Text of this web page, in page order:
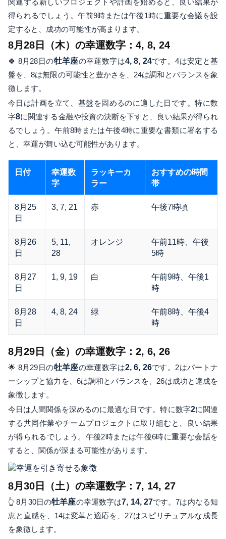
関連する新しいプロジェクトや計画を始めると、良い結果が
得られるでしょう。午前9時または午後1時に重要な会議を設
定すると、成功の可能性が高まります。
8月28日（木）の幸運数字：4, 8, 24
🍀 8月28日の牡羊座の幸運数字は4, 8, 24です。4は安定と基
盤を、8は無限の可能性と豊かさを、24は調和とバランスを象
徴します。
今日は計画を立て、基盤を固めるのに適した日です。特に数
字8に関連する金融や投資の決断を下すと、良い結果が得られ
るでしょう。午前8時または午後4時に重要な書類に署名する
と、幸運が舞い込む可能性があります。
日付
幸運数
字
ラッキーカ
ラー
おすすめの時間
帯
8月25
日
3, 7, 21 赤 午後7時頃
8月26
日
5, 11,
28
オレンジ
午前11時、午後
5時
8月27
日
1, 9, 19 白
午前9時、午後1
時
8月28
日
4, 8, 24 緑
午前8時、午後4
時
8月29日（金）の幸運数字：2, 6, 26
🌟 8月29日の牡羊座の幸運数字は2, 6, 26です。2はパートナ
ーシップと協力を、6は調和とバランスを、26は成功と達成を
象徴します。
今日は人間関係を深めるのに最適な日です。特に数字2に関連
する共同作業やチームプロジェクトに取り組むと、良い結果
が得られるでしょう。午後2時または午後6時に重要な会話を
すると、関係が深まる可能性があります。
8月30日（土）の幸運数字：7, 14, 27
👆 8月30日の牡羊座の幸運数字は7, 14, 27です。7は内なる知
恵と直感を、14は変革と適応を、27はスピリチュアルな成長
を象徴します。